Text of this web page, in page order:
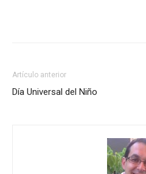
Artículo anterior
Día Universal del Niño